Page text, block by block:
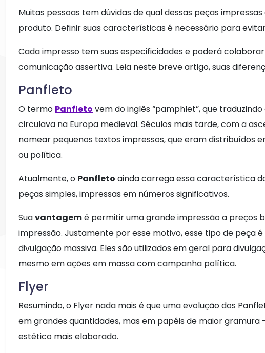
Muitas pessoas tem dúvidas de qual dessas peças
produto. Definir suas características é necessário para
Cada impresso tem suas especificidades e poderá
comunicação assertiva. Leia neste breve artigo, suas
Panfleto
O termo Panfleto vem do inglês “pamphlet”, que
circulava na Europa medieval. Séculos mais tarde, com a
nomear pequenos textos impressos, que eram distribuídos
ou política.
Atualmente, o Panfleto ainda carrega essa característica
peças simples, impressas em números significativos.
Suavantagemé permitir uma grande impressão a preços
impressão. Justamente por esse motivo, esse tipo de peça
divulgação massiva. Eles são utilizados em geral para
mesmo em ações em massa com campanha política.
Flyer
Resumindo, o Flyer nada mais é que uma evolução dos
em grandes quantidades, mas em papéis de maior
estético mais elaborado.